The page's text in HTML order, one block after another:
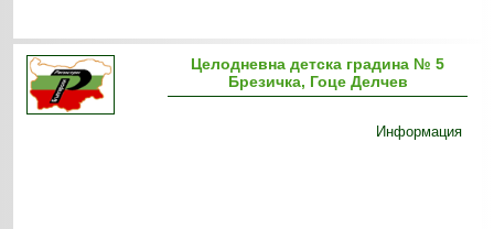
Целодневна детска градина № 5
Брезичка, Гоце Делчев
Информация